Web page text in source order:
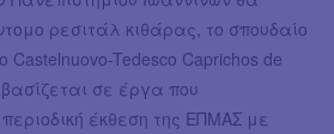
ρεσιτάλ κιθάρας, το σπουδαίο
Castelnuovo-Tedesco Caprichos de
βασίζεται σε έργα που
έκθεση της ΕΠΜΑΣ με